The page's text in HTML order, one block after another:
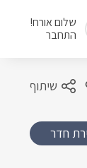
שלום אורח!
התחבר
שיתוף
חדר